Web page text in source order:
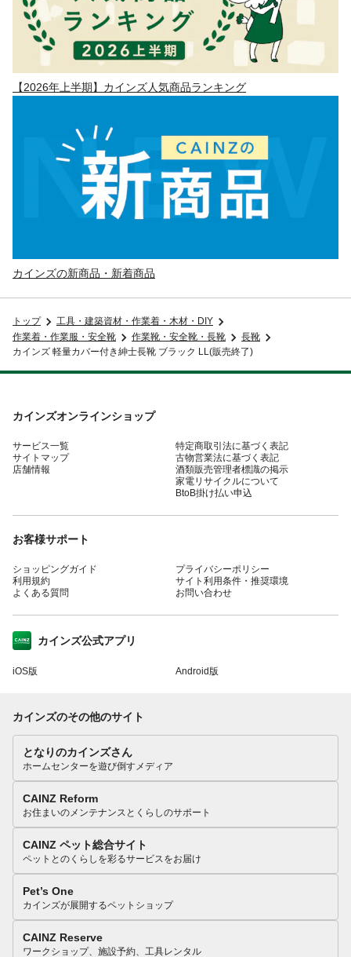
【2026年上半期】カインズ人気商品ランキング
カインズの新商品・新着商品
トップ
工具・建築資材・作業着・木材・DIY
作業着・作業服・安全靴
作業靴・安全靴・長靴
長靴
カインズ 軽量カバー付き紳士長靴 ブラック LL(販売終了)
カインズオンラインショップ
サービス一覧
サイトマップ
店舗情報
特定商取引法に基づく表記
古物営業法に基づく表記
酒類販売管理者標識の掲示
家電リサイクルについて
BtoB掛け払い申込
お客様サポート
ショッピングガイド
利用規約
よくある質問
プライバシーポリシー
サイト利用条件・推奨環境
お問い合わせ
カインズ公式アプリ
iOS版 Android版
カインズのその他のサイト
となりのカインズさん
ホームセンターを遊び倒すメディア
CAINZ Reform
お住まいのメンテナンスとくらしのサポート
CAINZ ペット総合サイト
ペットとのくらしを彩るサービスをお届け
Pet’s One
カインズが展開するペットショップ
CAINZ Reserve
ワークショップ、施設予約、工具レンタル